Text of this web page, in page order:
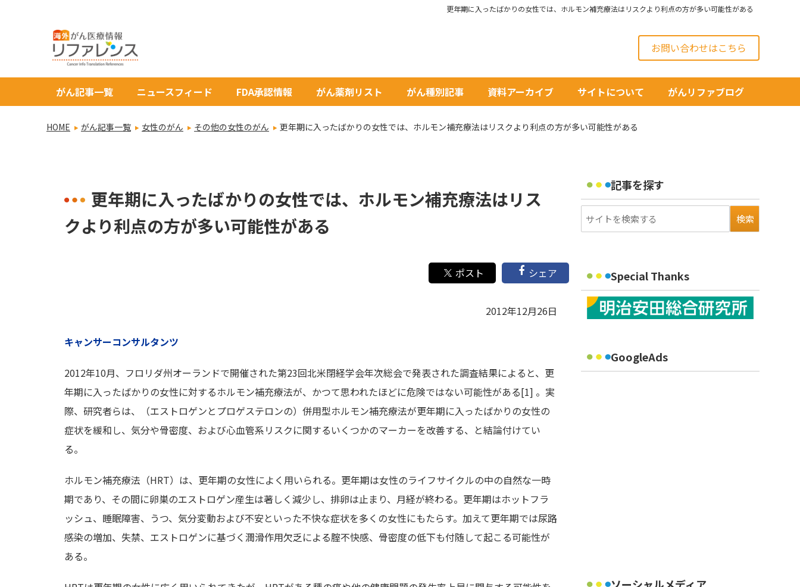
更年期に入ったばかりの女性では、ホルモン補充療法はリスクより利点の方が多い可能性がある
お問い合わせはこちら
がん記事一覧 ニュースフィード FDA承認情報 がん薬剤リスト がん種別記事 資料アーカイブ サイトについて がんリファブログ
HOME がん記事一覧 女性のがん その他の女性のがん 更年期に入ったばかりの女性では、ホルモン補充療法はリスクより利点の方が多い可能性がある
更年期に入ったばかりの女性では、ホルモン補充療法はリス
クより利点の方が多い可能性がある
シェア
2012年12月26日
キャンサーコンサルタンツ
2012年10月、フロリダ州オーランドで開催された第23回北米閉経学会年次総会で発表された調査結果によると、更
年期に入ったばかりの女性に対するホルモン補充療法が、かつて思われたほどに危険ではない可能性がある[1] 。実
際、研究者らは、（エストロゲンとプロゲステロンの）併用型ホルモン補充療法が更年期に入ったばかりの女性の
症状を緩和し、気分や骨密度、および心血管系リスクに関するいくつかのマーカーを改善する、と結論付けてい
る。
ホルモン補充療法（HRT）は、更年期の女性によく用いられる。更年期は女性のライフサイクルの中の自然な一時
期であり、その間に卵巣のエストロゲン産生は著しく減少し、排卵は止まり、月経が終わる。更年期はホットフラ
ッシュ、睡眠障害、うつ、気分変動および不安といった不快な症状を多くの女性にもたらす。加えて更年期では尿路
感染の増加、失禁、エストロゲンに基づく潤滑作用欠乏による腟不快感、骨密度の低下も付随して起こる可能性が
ある。
記事を探す
Special Thanks
GoogleAds